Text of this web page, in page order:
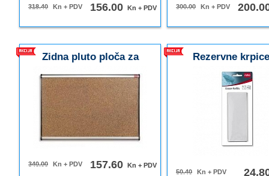
318.40 Kn + PDV 156.00 Kn + PDV 300.00 Kn + PDV
Zidna pluto ploča za
ne ostaju rupice,
aluminijski okvir
340.00 Kn + PDV 157.60 Kn + PDV
Rezervne
magnetni brisač
50.40 Kn + PDV